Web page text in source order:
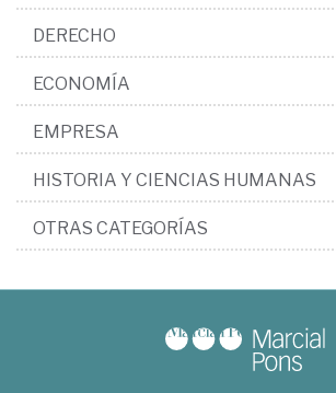
DERECHO
ECONOMÍA
EMPRESA
HISTORIA Y CIENCIAS HUMANAS
OTRAS CATEGORÍAS